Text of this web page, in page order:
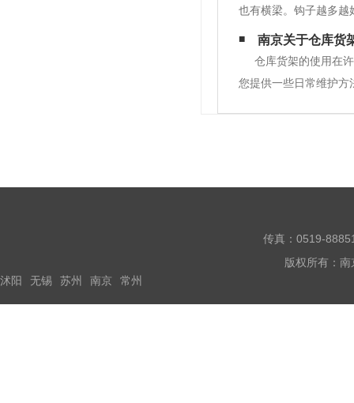
也有横梁。钩子越多越
的外观通常是喷塑的
脱落，很容易生锈。
南京关于仓库货
仓库货架的使用在
您提供一些日常维护方
传真：0519-
版权所有：
沭阳
无锡 苏州 南京 常州